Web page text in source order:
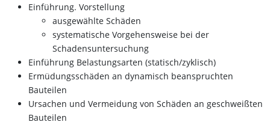
Einführung. Vorstellung
ausgewählte Schäden
systematische Vorgehensweise bei der
Schadensuntersuchung
Einführung Belastungsarten (statisch/zyklisch)
Ermüdungsschäden an dynamisch beanspruchten
Bauteilen
Ursachen und Vermeidung von Schäden an geschweißten
Bauteilen